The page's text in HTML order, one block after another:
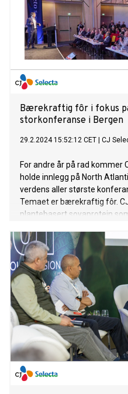
Bærekraftig fôr i fokus
storkonferanse i Bergen
29.2.2024 15:52:12 CET CJ
For andre år på rad kommer
holde innlegg på North
verdens aller største
Temaet er bærekraftig fôr.
plantebasert soyaprotein